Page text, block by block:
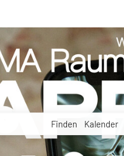
Finden Kalender